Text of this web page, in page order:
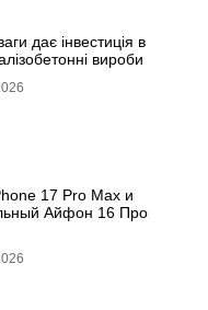
дає інвестиція в
вироби
17 Pro Max и
Айфон 16 Про